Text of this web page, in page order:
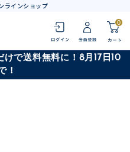
ラインショップ
0
で送料無料に！8月17日10
！